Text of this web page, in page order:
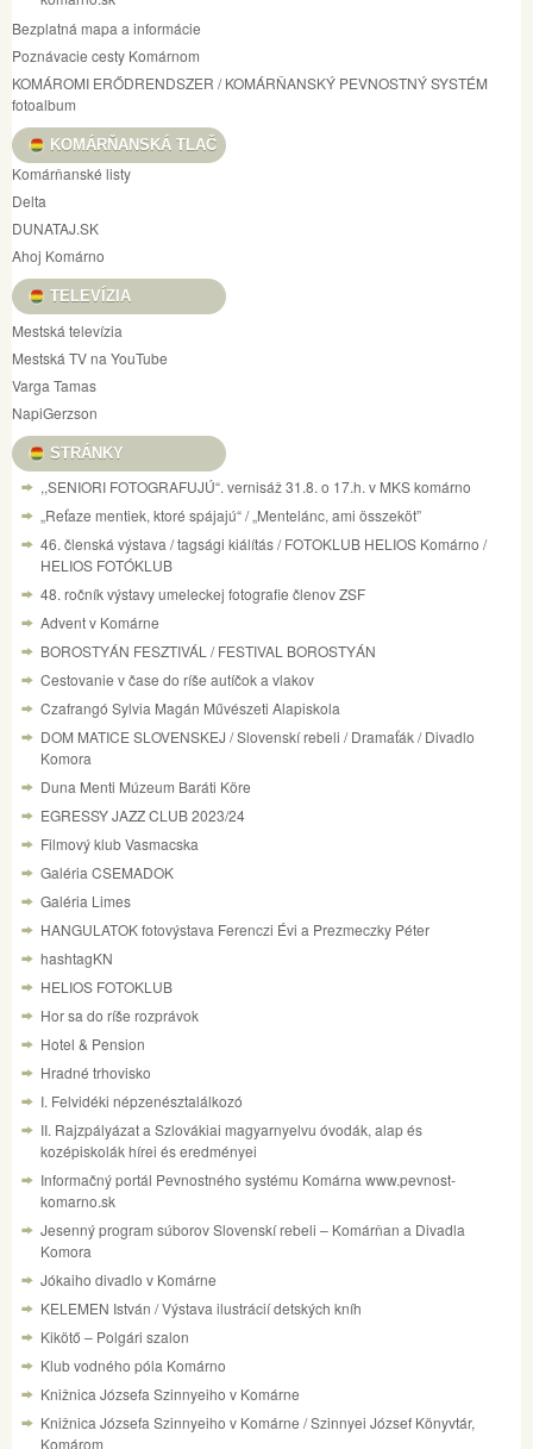
Bezplatná mapa a informácie
Poznávacie cesty Komárnom
KOMÁROMI ERŐDRENDSZER / KOMÁRŇANSKÝ PEVNOSTNÝ SYSTÉM
fotoalbum
KOMÁRŇANSKÁ TLAČ
Komárňanské listy
Delta
DUNATAJ.SK
Ahoj Komárno
TELEVÍZIA
Mestská televízia
Mestská TV na YouTube
Varga Tamas
NapiGerzson
STRÁNKY
,,SENIORI FOTOGRAFUJÚ“. vernisáž 31.8. o 17.h. v MKS komárno
„Reťaze mentiek, ktoré spájajú“ / „Mentelánc, ami összeköt”
46. členská výstava / tagsági kiálítás / FOTOKLUB HELIOS Komárno /
HELIOS FOTÓKLUB
48. ročník výstavy umeleckej fotografie členov ZSF
Advent v Komárne
BOROSTYÁN FESZTIVÁL / FESTIVAL BOROSTYÁN
Cestovanie v čase do ríše autíčok a vlakov
Czafrangó Sylvia Magán Művészeti Alapiskola
DOM MATICE SLOVENSKEJ / Slovenskí rebeli / Dramaťák / Divadlo
Komora
Duna Menti Múzeum Baráti Köre
EGRESSY JAZZ CLUB 2023/24
Filmový klub Vasmacska
Galéria CSEMADOK
Galéria Limes
HANGULATOK fotovýstava Ferenczi Évi a Prezmeczky Péter
hashtagKN
HELIOS FOTOKLUB
Hor sa do ríše rozprávok
Hotel & Pension
Hradné trhovisko
I. Felvidéki népzenésztalálkozó
II. Rajzpályázat a Szlovákiai magyarnyelvu óvodák, alap és
kozépiskolák hírei és eredményei
Informačný portál Pevnostného systému Komárna www.pevnost-
komarno.sk
Jesenný program súborov Slovenskí rebeli – Komárňan a Divadla
Komora
Jókaiho divadlo v Komárne
KELEMEN István / Výstava ilustrácií detských kníh
Kikötő – Polgári szalon
Klub vodného póla Komárno
Knižnica Józsefa Szinnyeiho v Komárne
Knižnica Józsefa Szinnyeiho v Komárne / Szinnyei József Könyvtár,
Komárom